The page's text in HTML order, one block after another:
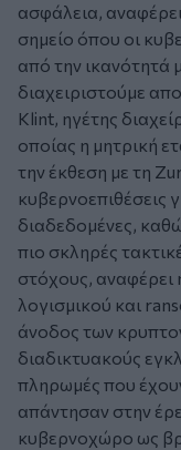
ασφάλεια,
σημείο όπου οι
από την ικανότητά
διαχειριστούμε
Klint, ηγέτης
οποίας η μητρική
την έκθεση με τη
κυβερνοεπιθέσεις
διαδεδομένες,
πιο σκληρές
στόχους, αναφέρει
λογισμικού και
άνοδος των
διαδικτυακούς
πληρωμές που
απάντησαν στην
κυβερνοχώρο ως